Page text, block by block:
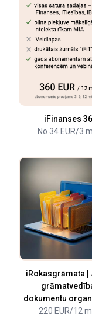
iFinanses
No 34 EUR/3
iRokasgrāmata |
dokumentu
220 EUR/12